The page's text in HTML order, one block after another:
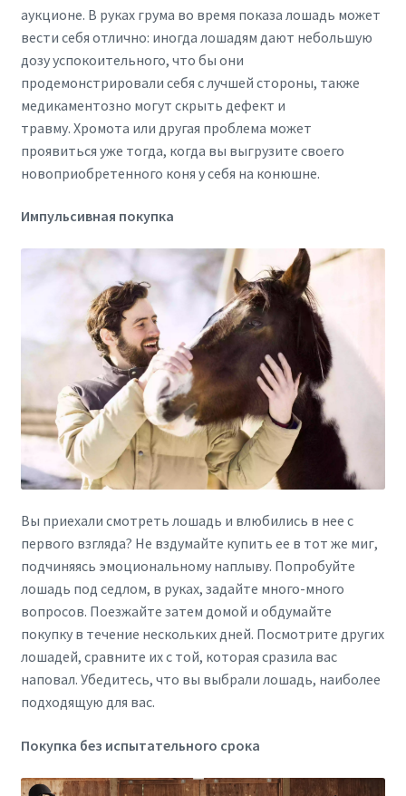
аукционе. В руках грума во время показа лошадь может
вести себя отлично: иногда лошадям дают небольшую
дозу успокоительного, что бы они
продемонстрировали себя с лучшей стороны, также
медикаментозно могут скрыть дефект и
травму. Хромота или другая проблема может
проявиться уже тогда, когда вы выгрузите своего
новоприобретенного коня у себя на конюшне.
Импульсивная покупка
Вы приехали смотреть лошадь и влюбились в нее с
первого взгляда? Не вздумайте купить ее в тот же миг,
подчиняясь эмоциональному наплыву. Попробуйте
лошадь под седлом, в руках, задайте много-много
вопросов. Поезжайте затем домой и обдумайте
покупку в течение нескольких дней. Посмотрите других
лошадей, сравните их с той, которая сразила вас
наповал. Убедитесь, что вы выбрали лошадь, наиболее
подходящую для вас.
Покупка без испытательного срока